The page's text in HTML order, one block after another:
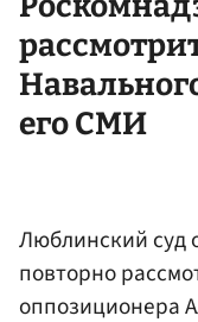
его СМИ
Люблинский суд
повторно
оппозиционера